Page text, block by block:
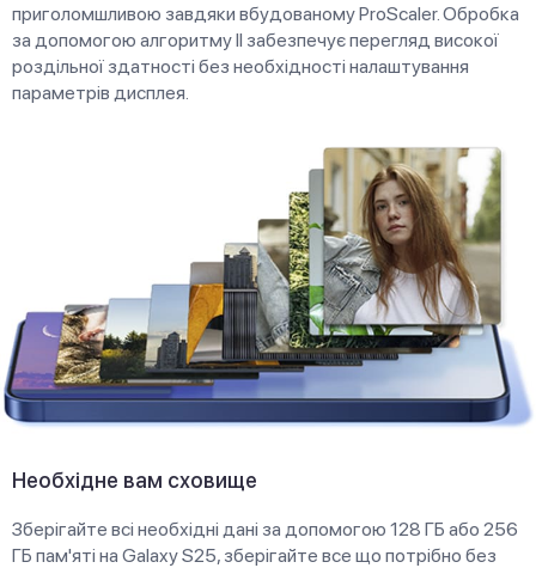
приголомшливою завдяки вбудованому ProScaler. Обробка
за допомогою алгоритму ІІ забезпечує перегляд високої
роздільної здатності без необхідності налаштування
параметрів дисплея.
Необхідне вам сховище
Зберігайте всі необхідні дані за допомогою 128 ГБ або 256
ГБ пам'яті на Galaxy S25, зберігайте все що потрібно без